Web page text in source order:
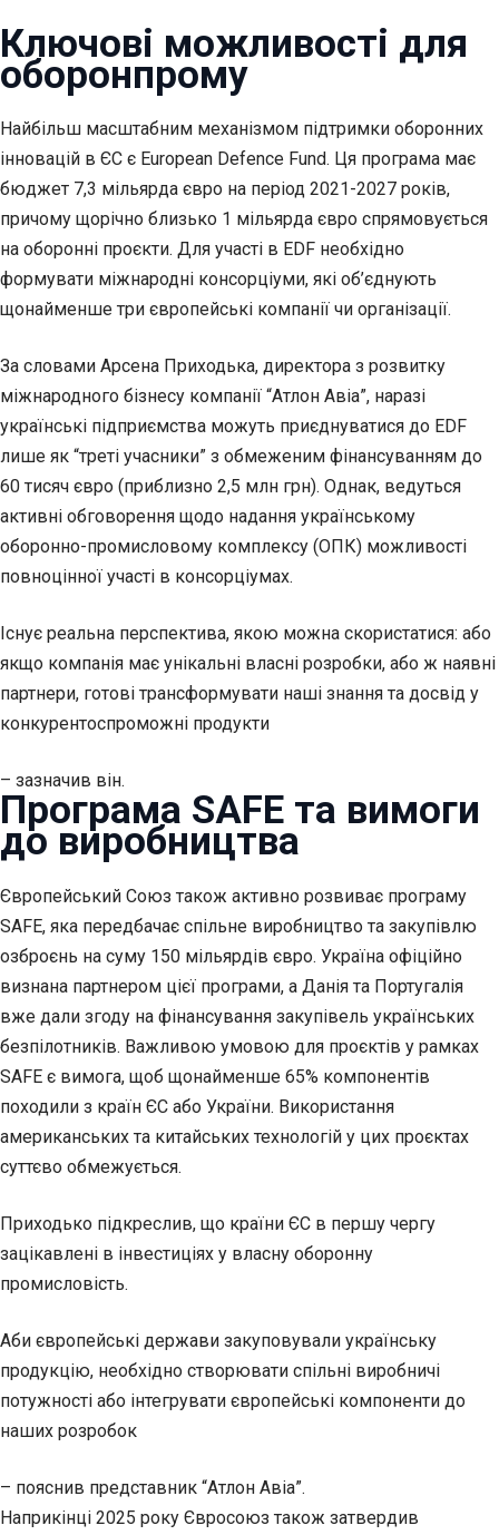
Ключові можливості для
оборонпрому
Найбільш масштабним механізмом підтримки оборонних
інновацій в ЄС є European Defence Fund. Ця програма має
бюджет 7,3 мільярда євро на період 2021-2027 років,
причому щорічно близько 1 мільярда євро спрямовується
на оборонні проєкти. Для участі в EDF необхідно
формувати міжнародні консорціуми, які об’єднують
щонайменше три європейські компанії чи організації.
За словами Арсена Приходька, директора з розвитку
міжнародного бізнесу компанії “Атлон Авіа”, наразі
українські підприємства можуть приєднуватися до EDF
лише як “треті учасники” з обмеженим фінансуванням до
60 тисяч євро (приблизно 2,5 млн грн). Однак, ведуться
активні обговорення щодо надання українському
оборонно-промисловому комплексу (ОПК) можливості
повноцінної участі в консорціумах.
Існує реальна перспектива, якою можна скористатися: або
якщо компанія має унікальні власні розробки, або ж наявні
партнери, готові трансформувати наші знання та досвід у
конкурентоспроможні продукти
– зазначив він.
Програма SAFE та вимоги
до виробництва
Європейський Союз також активно розвиває програму
SAFE, яка передбачає спільне виробництво та закупівлю
озброєнь на суму 150 мільярдів євро. Україна офіційно
визнана партнером цієї програми, а Данія та Португалія
вже дали згоду на фінансування закупівель українських
безпілотників. Важливою умовою для проєктів у рамках
SAFE є вимога, щоб щонайменше 65% компонентів
походили з країн ЄС або України. Використання
американських та китайських технологій у цих проєктах
суттєво обмежується.
Приходько підкреслив, що країни ЄС в першу чергу
зацікавлені в інвестиціях у власну оборонну
промисловість.
Аби європейські держави закуповували українську
продукцію, необхідно створювати спільні виробничі
потужності або інтегрувати європейські компоненти до
наших розробок
– пояснив представник “Атлон Авіа”.
Наприкінці 2025 року Євросоюз також затвердив